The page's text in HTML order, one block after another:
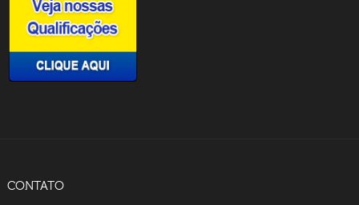
CONTATO